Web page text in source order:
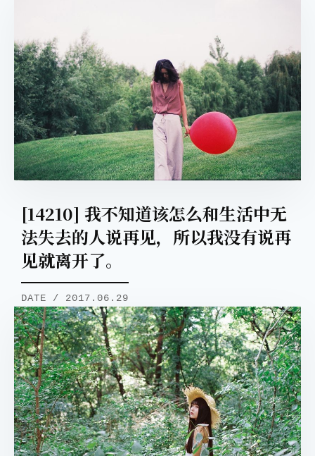
[14210] 我不知道该怎么和生活中无
法失去的人说再见，所以我没有说再
见就离开了。
DATE / 2017.06.29
取消